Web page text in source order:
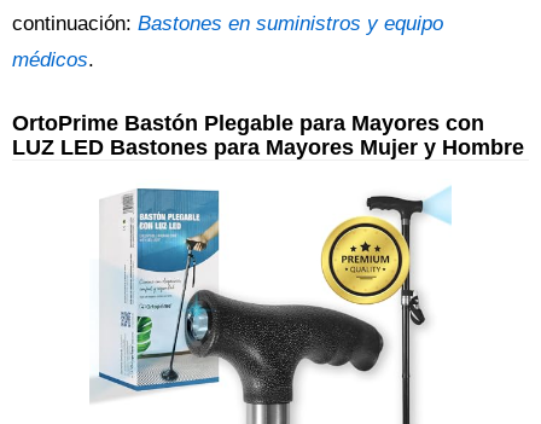
continuación: Bastones en suministros y equipo
médicos.
OrtoPrime Bastón Plegable para Mayores con
LUZ LED Bastones para Mayores Mujer y Hombre